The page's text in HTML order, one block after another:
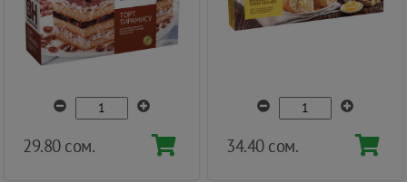
29.80 сом. 34.40 сом.